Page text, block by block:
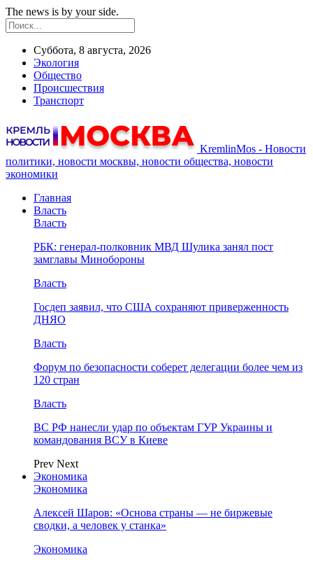
The news is by your side.
Суббота, 8 августа, 2026
Экология
Общество
Происшествия
Транспорт
KremlinMos - Новости
политики, новости москвы, новости общества, новости
экономики
Главная
Власть
Власть
РБК: генерал-полковник МВД Шулика занял пост
замглавы Минобороны
Власть
Госдеп заявил, что США сохраняют приверженность
ДНЯО
Власть
Форум по безопасности соберет делегации более чем из
120 стран
Власть
ВС РФ нанесли удар по объектам ГУР Украины и
командования ВСУ в Киеве
Prev Next
Экономика
Экономика
Алексей Шаров: «Основа страны — не биржевые
сводки, а человек у станка»
Экономика